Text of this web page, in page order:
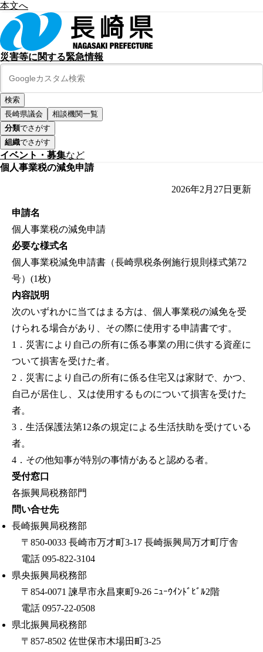
本文へ
災害等に関する緊急情報
長崎県議会
相談機関一覧
分類でさがす
組織でさがす
イベント・募集など
個人事業税の減免申請
2026年2月27日 更新
申請名
個人事業税の減免申請
必要な様式名
個人事業税減免申請書（長崎県税条例施行規則様式第72
号）(1枚)
内容説明
次のいずれかに当てはまる方は、個人事業税の減免を受
けられる場合があり、その際に使用する申請書です。
1．災害により自己の所有に係る事業の用に供する資産に
ついて損害を受けた者。
2．災害により自己の所有に係る住宅又は家財で、かつ、
自己が居住し、又は使用するものについて損害を受けた
者。
3．生活保護法第12条の規定による生活扶助を受けている
者。
4．その他知事が特別の事情があると認める者。
受付窓口
各振興局税務部門
問い合せ先
長崎振興局税務部
〒850-0033 長崎市万才町3-17 長崎振興局万才町庁舎
電話 095-822-3104
県央振興局税務部
〒854-0071 諫早市永昌東町9-26 ﾆｭｰｳｲﾝﾄﾞﾋﾞﾙ2階
電話 0957-22-0508
県北振興局税務部
〒857-8502 佐世保市木場田町3-25